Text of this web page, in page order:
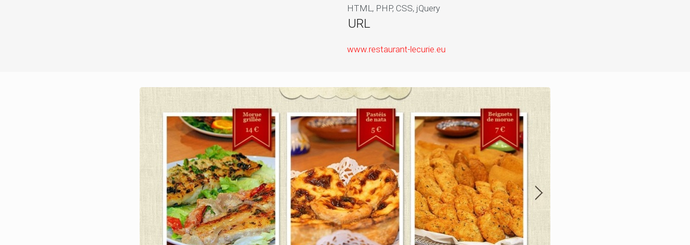
HTML, PHP, CSS, jQuery
URL
www.restaurant-lecurie.eu